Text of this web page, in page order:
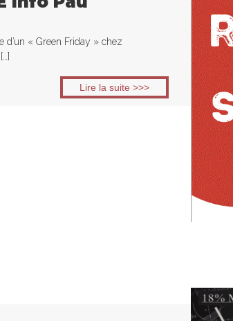
« Green Friday » chez
Lire la suite >>>